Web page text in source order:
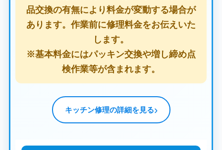
品交換の有無により料金が変動する場合が
あります。作業前に修理料金をお伝えいた
します。
※基本料金にはパッキン交換や増し締め点
検作業等が含まれます。
キッチン修理の詳細を見る